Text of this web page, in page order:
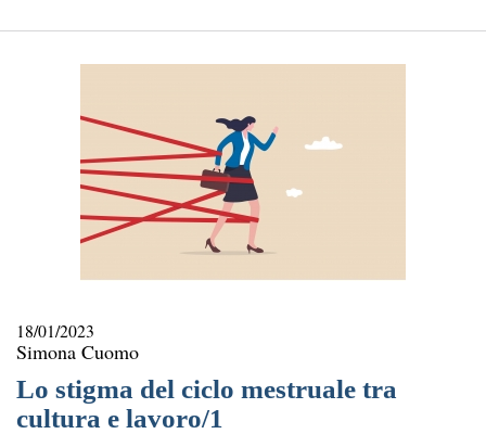
18/01/2023
Simona Cuomo
Lo stigma del ciclo mestruale tra
cultura e lavoro/1